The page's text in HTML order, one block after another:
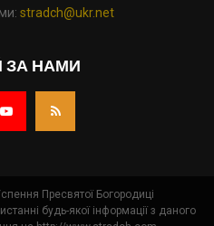
stradch@ukr.net
ЗА НАМИ
Пресвятої Богородиці
будь-якої інформації з даного